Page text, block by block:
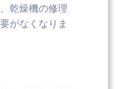
乾燥機の修理
がなくなりま